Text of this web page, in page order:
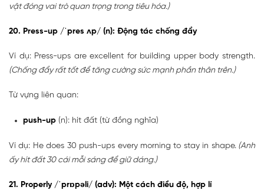
vật đóng vai trò quan trọng trong tiêu hóa.)
20. Press-up /ˈpres ʌp/ (n): Động tác chống đẩy
Ví dụ: Press-ups are excellent for building upper body strength.
(Chống đẩy rất tốt để tăng cường sức mạnh phần thân trên.)
Từ vựng liên quan:
push-up (n): hít đất (từ đồng nghĩa)
Ví dụ: He does 30 push-ups every morning to stay in shape.(Anh
ấy hít đất 30 cái mỗi sáng để giữ dáng.)
21. Properly /ˈprɒpəli/ (adv): Một cách điều độ, hợp lí